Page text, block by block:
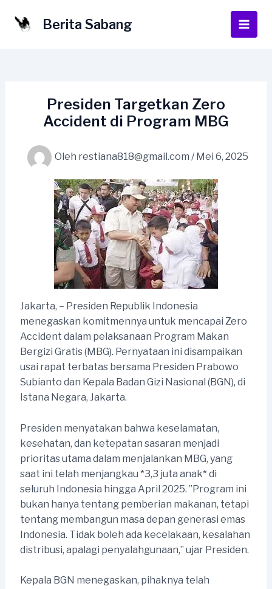
Berita Sabang
Main
Presiden Targetkan Zero
Accident di Program MBG
Oleh restiana818@gmail.com / Mei 6, 2025
Jakarta, – Presiden Republik Indonesia
menegaskan komitmennya untuk mencapai Zero
Accident dalam pelaksanaan Program Makan
Bergizi Gratis (MBG). Pernyataan ini disampaikan
usai rapat terbatas bersama Presiden Prabowo
Subianto dan Kepala Badan Gizi Nasional (BGN), di
Istana Negara, Jakarta.
Presiden menyatakan bahwa keselamatan,
kesehatan, dan ketepatan sasaran menjadi
prioritas utama dalam menjalankan MBG, yang
saat ini telah menjangkau *3,3 juta anak* di
seluruh Indonesia hingga April 2025. ”Program ini
bukan hanya tentang pemberian makanan, tetapi
tentang membangun masa depan generasi emas
Indonesia. Tidak boleh ada kecelakaan, kesalahan
distribusi, apalagi penyalahgunaan,” ujar Presiden.
Kepala BGN menegaskan, pihaknya telah